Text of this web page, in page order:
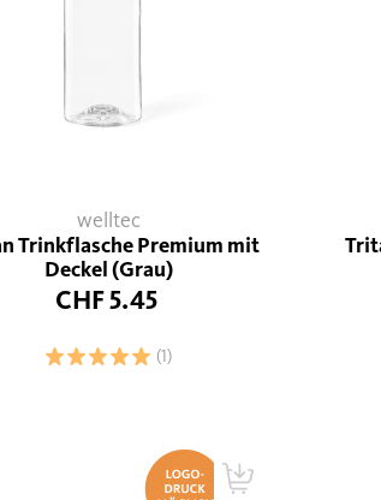
welltec
Trinkflasche Premium mit
Deckel (Grau)
CHF 5.45
(1)